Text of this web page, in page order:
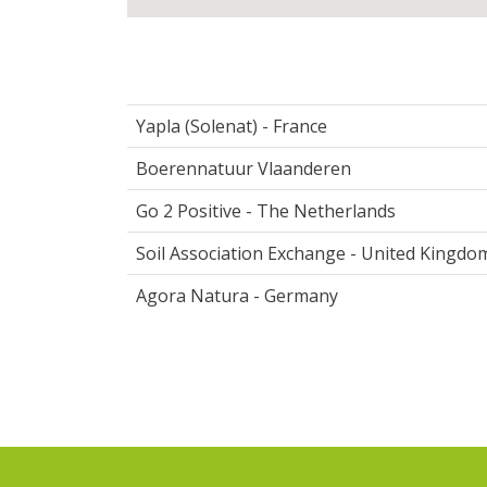
Yapla (Solenat) - France
Boerennatuur Vlaanderen
Go 2 Positive - The Netherlands
Soil Association Exchange - United
Agora Natura - Germany